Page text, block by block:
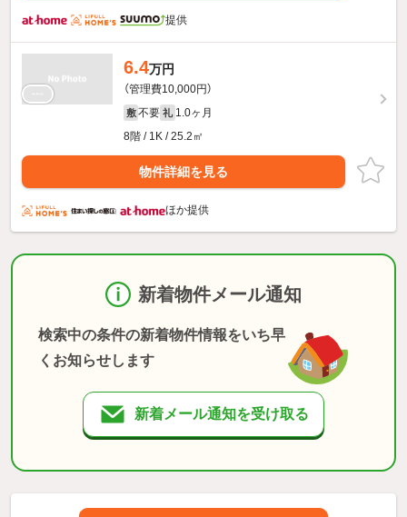
提供
6.4万円
（管理費10,000円）
敷 不要 礼 1.0ヶ月
8階 / 1K / 25.2㎡
物件詳細を見る
ほか提供
新着物件メール通知
検索中の条件の新着物件情報をいち早
くお知らせします
新着メール通知を受け取る